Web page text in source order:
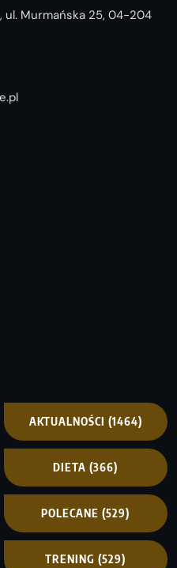
ul. Murmańska 25, 04-204
AKTUALNOŚCI (1464)
DIETA (366)
POLECANE (529)
TRENING (529)